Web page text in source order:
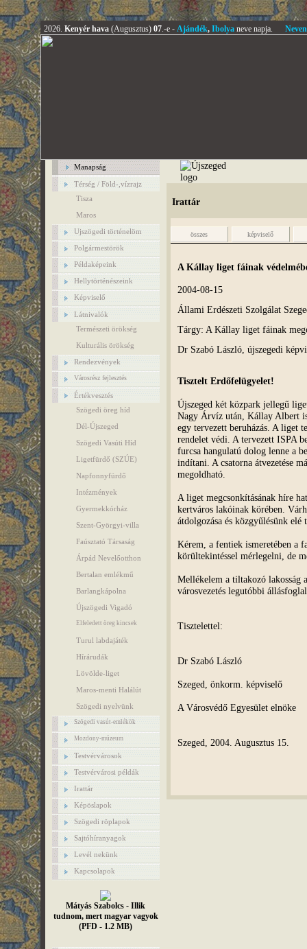
2026. Kenyér hava (Augusztus) 07.-e - Ajándék, Ibolyaneve napja.
Manapság
Térség / Föld-,vízrajz
Tisza
Maros
Ujszögedi történelöm
Polgármestörök
Példaképeink
Hellytörténészeink
Képviselő
Látnivalók
Természeti örökség
Kulturális örökség
Rendezvények
Városrész fejlesztés
Értékvesztés
Szögedi öreg híd
Dél-Újszeged
Szögedi Vasúti Híd
Ligetfürdő (SZÚE)
Napfonnyfürdő
Intézmények
Gyermekkórház
Szent-Györgyi-villa
Faúsztató Társaság
Árpád Nevelőotthon
Bertalan emlékmű
Barlangkápolna
Újszögedi Vigadó
Elfeledett öreg kincsek
Turul labdajáték
Hírárudák
Lövölde-liget
Maros-menti Halálút
Szögedi nyelvünk
Szögedi vasút-emlékök
Mozdony-múzeum
Testvérvárosok
Testvérvárosi példák
Irattár
Képöslapok
Szögedi röplapok
Sajtóhíranyagok
Levél nekünk
Kapcsolapok
Mátyás Szabolcs - Illik
tudnom, mert magyar vagyok
(PFD - 1.2 MB)
Irattár
összes képviselő
A Kállay liget fáinak
2004-08-15
Állami Erdészeti Szolgálat
Tárgy: A Kállay liget fáinak
Dr Szabó László, újszegedi
Tisztelt Erdőfelügyelet!
Újszeged két közpark jellegű
Nagy Árvíz után, Kállay Albert
egy tervezett beruházás. A liget
rendelet védi. A tervezett ISPA
furcsa hangulatú dolog lenne a
indítani. A csatorna átvezetése
megoldható.
A liget megcsonkításának híre
kertváros lakóinak körében.
átdolgozása és közgyűlésünk elé
Kérem, a fentiek ismeretében a
körültekintéssel mérlegelni, de
Mellékelem a tiltakozó lakosság
városvezetés legutóbbi
Tisztelettel:
Dr Szabó László
Szeged, önkorm. képviselő
A Városvédő Egyesület elnöke
Szeged, 2004. Augusztus 15.